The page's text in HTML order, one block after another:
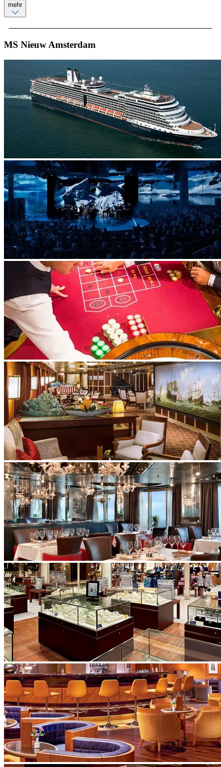
mehr
MS Nieuw Amsterdam